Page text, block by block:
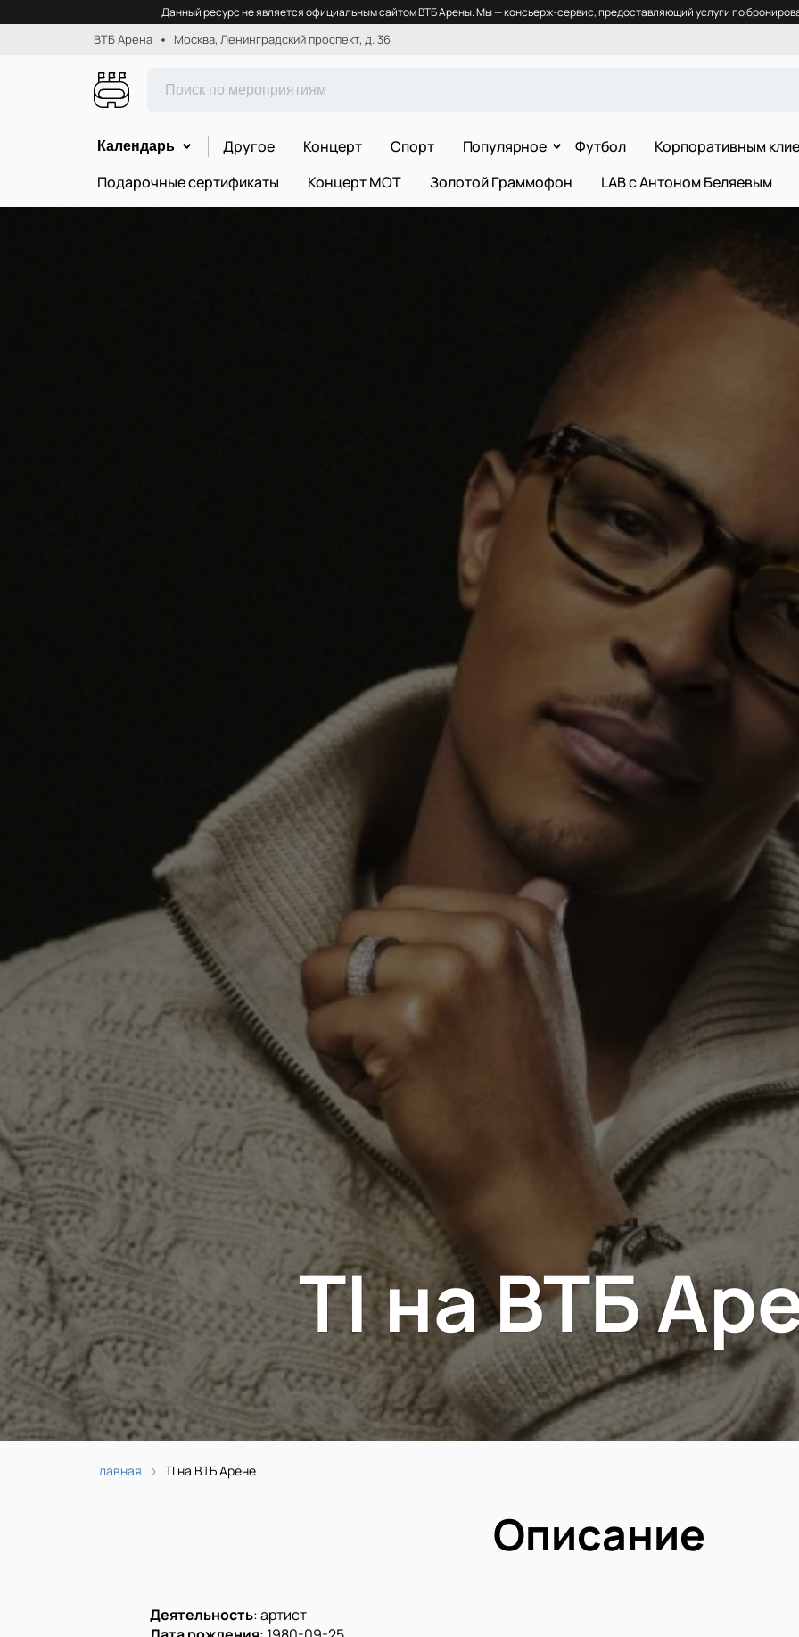
Данный ресурс не является официальным сайтом ВТБ Арены. Мы — консьерж-сервис, предоставляющий услуги по
ВТБ Арена Москва, Ленинградский проспект, д. 36
Календарь Другое Концерт Спорт Популярное Футбол
Корпоративным
Подарочные сертификаты
Концерт МОТ Золотой Граммофон LAB с Антоном Беляевым
TI на ВТБ
Главная TI на ВТБ Арене
Описание
Деятельность:артист